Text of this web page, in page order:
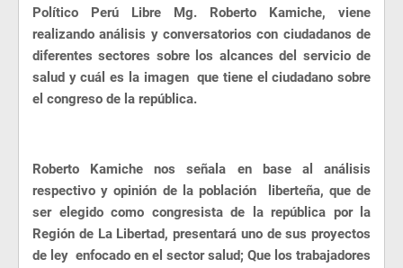
Político Perú Libre Mg. Roberto Kamiche, viene
realizando análisis y conversatorios con ciudadanos de
diferentes sectores sobre los alcances del servicio de
salud y cuál es la imagen que tiene el ciudadano sobre
el congreso de la república.
Roberto Kamiche nos señala en base al análisis
respectivo y opinión de la población liberteña, que de
ser elegido como congresista de la república por la
Región de La Libertad, presentará uno de sus proyectos
de ley enfocado en el sector salud; Que los trabajadores